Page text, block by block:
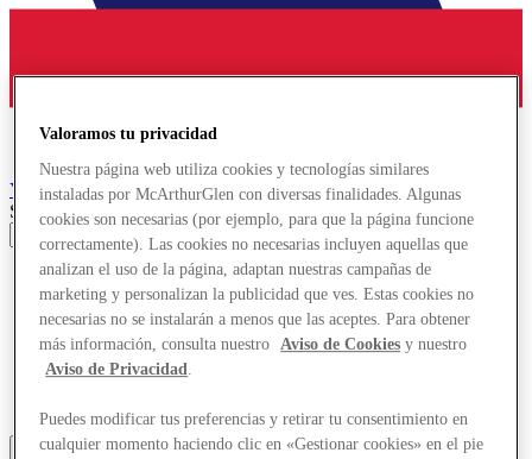
YorkDesigner Outlet
Search input
Tiendas
Ofertas
Planifica tu visita
¿Qué pasa?
Comer y beber
Tarjetas regalo
Valoramos tu privacidad
Nuestra página web utiliza cookies y tecnologías similares
instaladas por McArthurGlen con diversas finalidades. Algunas
cookies son necesarias (por ejemplo, para que la página funcione
correctamente). Las cookies no necesarias incluyen aquellas que
analizan el uso de la página, adaptan nuestras campañas de
marketing y personalizan la publicidad que ves. Estas cookies no
necesarias no se instalarán a menos que las aceptes. Para obtener
más información, consulta nuestro
Aviso de Cookies y nuestro
Aviso de Privacidad.
Puedes modificar tus preferencias y retirar tu consentimiento en
cualquier momento haciendo clic en «Gestionar cookies» en el pie